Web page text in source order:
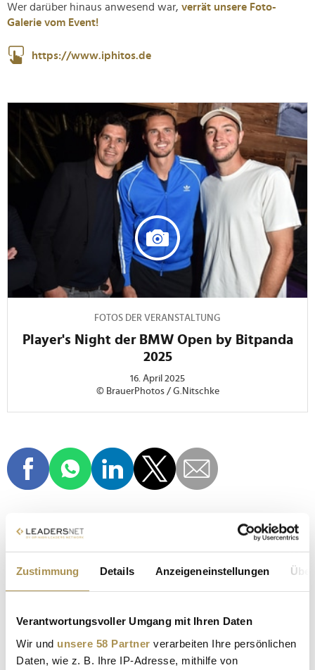
Zustimmung Details Anzeigeneinstellungen
Verantwortungsvoller Umgang mit Ihren Daten
Wir und unsere 58 Partner verarbeiten Ihre persönlichen
Daten, wie z. B. Ihre IP-Adresse, mithilfe von
Wer darüber hinaus anwesend war, verrät unsere Foto-
Galerie vom Event!
https://www.iphitos.de
FOTOS DER VERANSTALTUNG
Player's Night der BMW Open by Bitpanda
2025
16. April 2025
© BrauerPhotos / G.Nitschke
ATP 500 BMW FABIAN TROSS
CHRISTIAN ACH MÜNCHEN BITPANDA